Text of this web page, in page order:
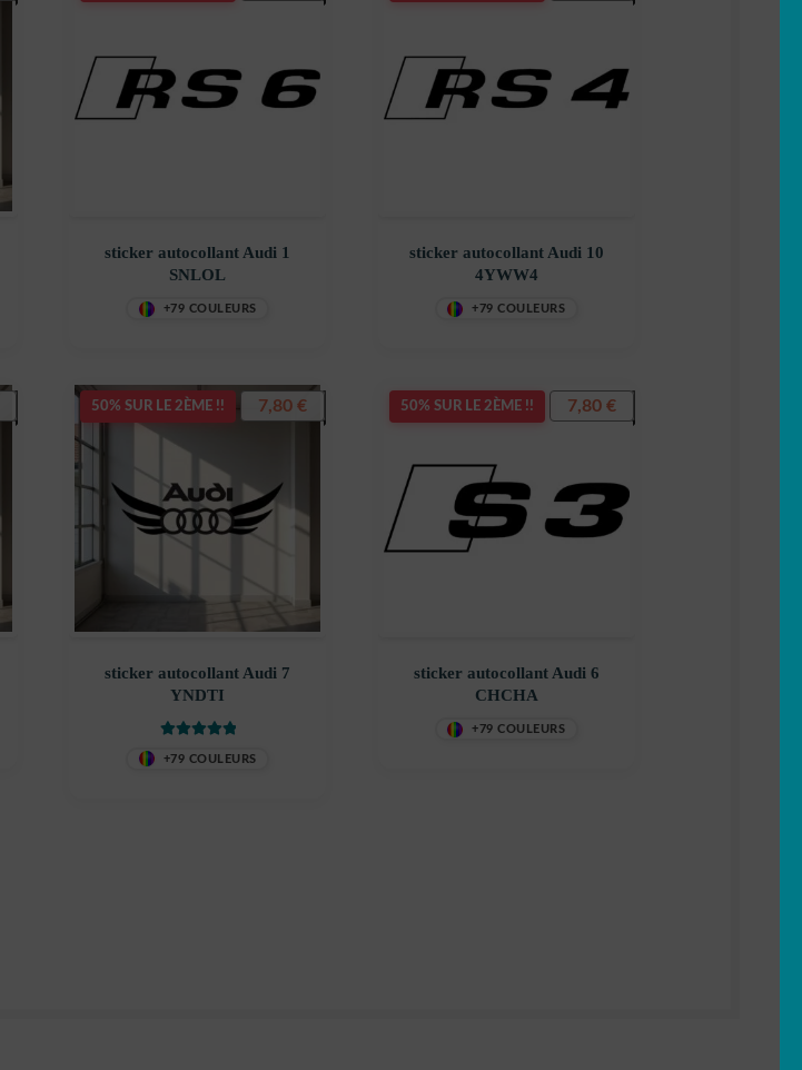
sticker autocollant Audi 1
SNLOL
+79 COULEURS
sticker autocollant Audi 10
4YWW4
+79 COULEURS
50% SUR LE 2ÈME !!
sticker autocollant Audi 7
YNDTI
+79 COULEURS
7,80€ 50% SUR LE 2ÈME !!
sticker autocollant Audi 6
CHCHA
+79 COULEURS
7,80 €